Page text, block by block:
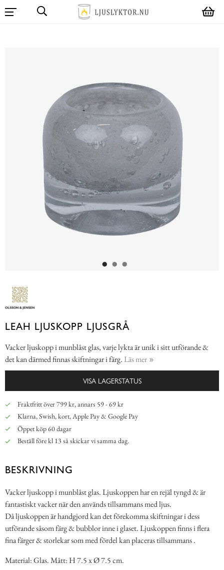
LEAH LJUSKOPP LJUSGRÅ
Vacker ljuskopp i munblåst glas, varje lykta är unik i sitt utförande &
det kan därmed finnas skiftningar i färg. Läs mer
VISA LAGERSTATUS
Fraktfritt över 799 kr, annars 59 - 69 kr
Klarna, Swish, kort, Apple Pay & Google Pay
Öppet köp 60 dagar
Beställ före kl 13 så skickar vi samma dag.
BESKRIVNING
Vacker ljuskopp i munblåst glas. Ljuskoppen har en rejäl tyngd & är
fantastiskt vacker när den används tillsammans med ljus.
Då ljuskoppen är handgjord kan det förekomma skiftningar i dess
utförande såsom färg & bubblor inne i glaset. Ljuskoppen finns i flera
fina färger & storlekar som med fördel kan placeras tillsammans .
Material: Glas. Mått: H 7.5 x Ø 7.5 cm.